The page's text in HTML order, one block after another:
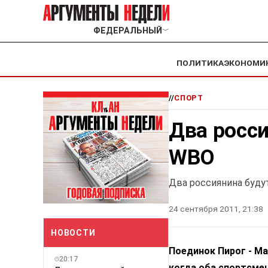
ФЕДЕРАЛЬНЫЙ ﹀
ПОЛИТИКА
НОВОСТИ
20:17
//СПОРТ
Два
WBO
Два россиянина
24 сентября 2011, 21:38
Поединок Пирог -